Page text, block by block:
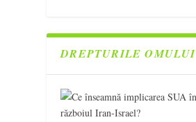
DREPTURILE OMULUI